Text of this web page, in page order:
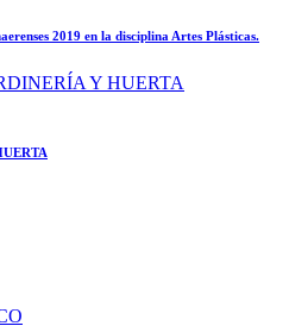
2019 en la disciplina Artes Plásticas.